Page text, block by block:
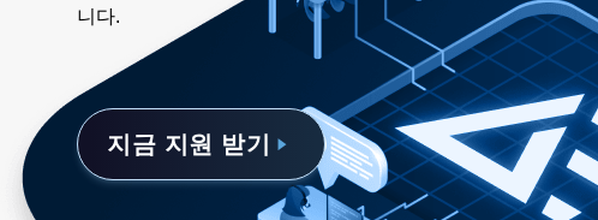
니다.
지금 지원 받기